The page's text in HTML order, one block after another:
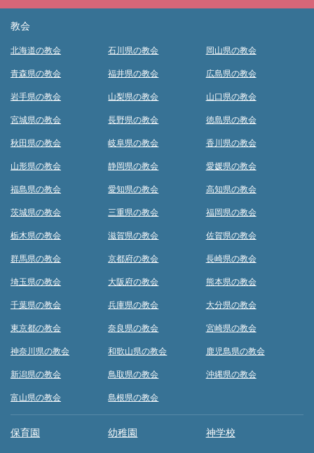
教会
北海道の教会
青森県の教会
岩手県の教会
宮城県の教会
秋田県の教会
山形県の教会
福島県の教会
茨城県の教会
栃木県の教会
群馬県の教会
埼玉県の教会
千葉県の教会
東京都の教会
神奈川県の教会
新潟県の教会
富山県の教会
石川県の教会
福井県の教会
山梨県の教会
長野県の教会
岐阜県の教会
静岡県の教会
愛知県の教会
三重県の教会
滋賀県の教会
京都府の教会
大阪府の教会
兵庫県の教会
奈良県の教会
和歌山県の教会
鳥取県の教会
島根県の教会
岡山県の教会
広島県の教会
山口県の教会
徳島県の教会
香川県の教会
愛媛県の教会
高知県の教会
福岡県の教会
佐賀県の教会
長崎県の教会
熊本県の教会
大分県の教会
宮崎県の教会
鹿児島県の教会
沖縄県の教会
保育園 幼稚園 神学校